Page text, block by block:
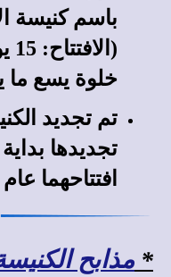
باسم كنيسة
خلوة يسع ما
تم تجديد
افتتاحهما عام 1977 م.
* مذابح